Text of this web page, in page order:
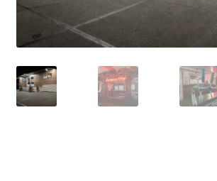
Offerte aanvraag
Privacybeleid